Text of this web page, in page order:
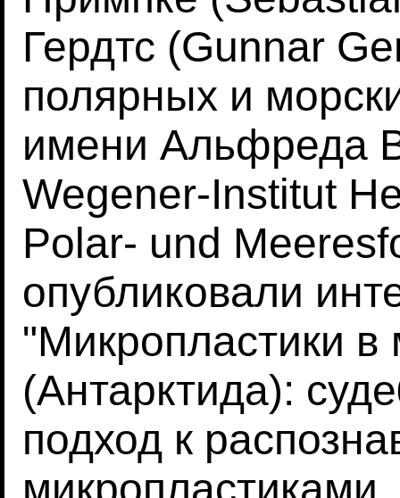
Гердтс (Gunnar
полярных и
имени Альфреда
Wegener-Institut
Polar- und
опубликовали
"Микропластики
(Антарктида):
подход к